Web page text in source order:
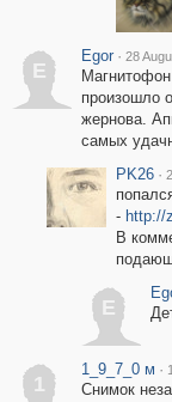
E
Egor · 28
произошло
жернова.
самых
PK26 ·
- http://
В
E
1
1_9_7_0 м ·
Снимок